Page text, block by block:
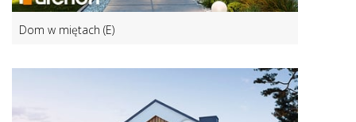
Dom w miętach (E)